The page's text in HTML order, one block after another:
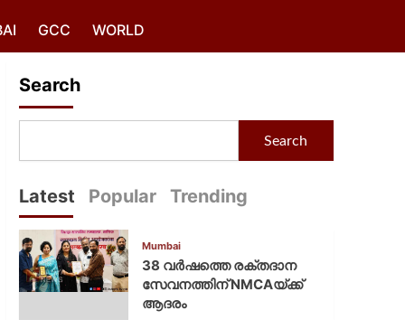
GCC WORLD
Search
Search
Latest Popular Trending
Mumbai
38 വർഷത്തെ രക്തദാന
സേവനത്തിന് NMCAയ്ക്ക്
ആദരം